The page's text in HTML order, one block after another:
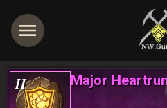
II Major